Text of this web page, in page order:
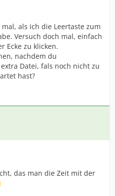
als ich die Leertaste zum
Versuch doch mal, einfach
Ecke zu klicken.
nachdem du
Datei, fals noch nicht zu
hast?
das man die Zeit mit der